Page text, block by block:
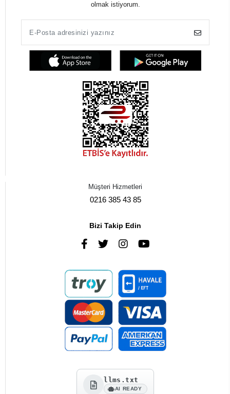
olmak istiyorum.
Müşteri Hizmetleri
0216 385 43 85
Bizi Takip Edin
llms.txt
AI READY